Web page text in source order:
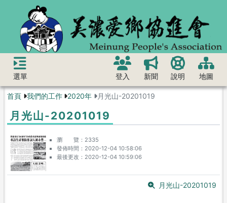
選單 登入 新聞 說明 地圖
首頁 我們的工作 2020年 月光山-20201019
月光山-20201019
瀏 覽
2335
發佈時間
2020-12-04 10:58:06
最後更改
2020-12-04 10:59:06
月光山-20201019